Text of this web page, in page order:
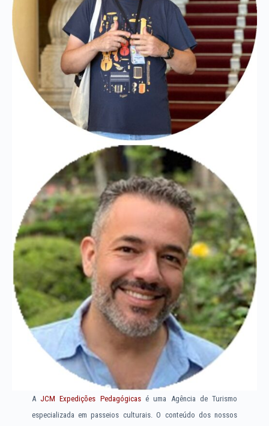
A JCM Expedições Pedagógicasé uma Agência de Turismo
especializada em passeios culturais. O conteúdo dos nossos